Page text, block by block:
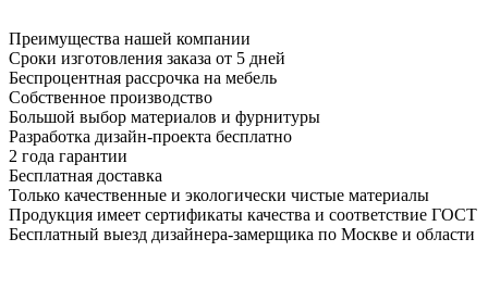
Преимущества нашей компании
Сроки изготовления заказа от 5 дней
Беспроцентная рассрочка на мебель
Собственное производство
Большой выбор материалов и фурнитуры
Разработка дизайн-проекта бесплатно
2 года гарантии
Бесплатная доставка
Только качественные и экологически чистые материалы
Продукция имеет сертификаты качества и соответствие ГОСТ
Бесплатный выезд дизайнера-замерщика по Москве и области